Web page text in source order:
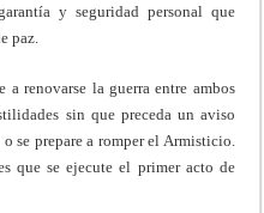
y seguridad personal que
paz.
renovarse la guerra entre ambos
sin que preceda un aviso
se prepare a romper el Armisticio.
que se ejecute el primer acto de